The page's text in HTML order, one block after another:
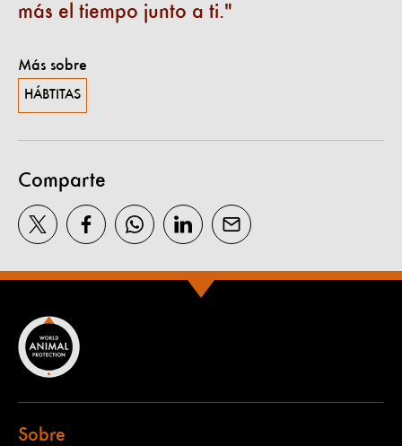
más el tiempo junto a ti.
Más sobre
HÁBTITAS
Comparte
Sobre